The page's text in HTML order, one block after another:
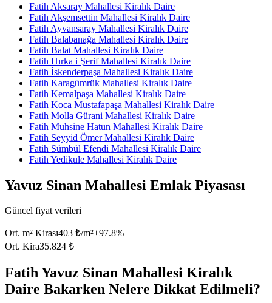
Fatih Aksaray Mahallesi Kiralık Daire
Fatih Akşemsettin Mahallesi Kiralık Daire
Fatih Ayvansaray Mahallesi Kiralık Daire
Fatih Balabanağa Mahallesi Kiralık Daire
Fatih Balat Mahallesi Kiralık Daire
Fatih Hırka i Şerif Mahallesi Kiralık Daire
Fatih İskenderpaşa Mahallesi Kiralık Daire
Fatih Karagümrük Mahallesi Kiralık Daire
Fatih Kemalpaşa Mahallesi Kiralık Daire
Fatih Koca Mustafapaşa Mahallesi Kiralık Daire
Fatih Molla Gürani Mahallesi Kiralık Daire
Fatih Muhsine Hatun Mahallesi Kiralık Daire
Fatih Seyyid Ömer Mahallesi Kiralık Daire
Fatih Sümbül Efendi Mahallesi Kiralık Daire
Fatih Yedikule Mahallesi Kiralık Daire
Yavuz Sinan Mahallesi Emlak Piyasası
Güncel fiyat verileri
Ort. m² Kirası403 ₺/m²+97.8%
Ort. Kira35.824 ₺
Fatih Yavuz Sinan Mahallesi Kiralık
Daire Bakarken Nelere Dikkat Edilmeli?